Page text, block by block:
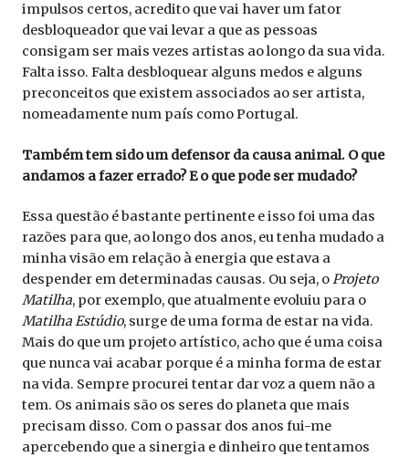
impulsos certos, acredito que vai haver um fator
desbloqueador que vai levar a que as pessoas
consigam ser mais vezes artistas ao longo da sua vida.
Falta isso. Falta desbloquear alguns medos e alguns
preconceitos que existem associados ao ser artista,
nomeadamente num país como Portugal.
Também tem sido um defensor da causa animal. O que
andamos a fazer errado? E o que pode ser mudado?
Essa questão é bastante pertinente e isso foi uma das
razões para que, ao longo dos anos, eu tenha mudado a
minha visão em relação à energia que estava a
despender em determinadas causas. Ou seja, oProjeto
Matilha, por exemplo, que atualmente evoluiu para o
Matilha Estúdio, surge de uma forma de estar na vida.
Mais do que um projeto artístico, acho que é uma coisa
que nunca vai acabar porque é a minha forma de estar
na vida. Sempre procurei tentar dar voz a quem não a
tem. Os animais são os seres do planeta que mais
precisam disso. Com o passar dos anos fui-me
apercebendo que a sinergia e dinheiro que tentamos